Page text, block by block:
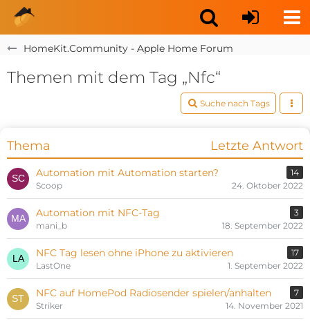
HomeKit.Community - Apple Home Forum
Themen mit dem Tag „Nfc“
Suche nach Tags
Thema Letzte Antwort
Automation mit Automation starten?
14
Scoop
24. Oktober 2022
Automation mit NFC-Tag
3
mani_b
18. September 2022
NFC Tag lesen ohne iPhone zu aktivieren
17
LastOne
1. September 2022
NFC auf HomePod Radiosender spielen/anhalten
7
Striker
14. November 2021